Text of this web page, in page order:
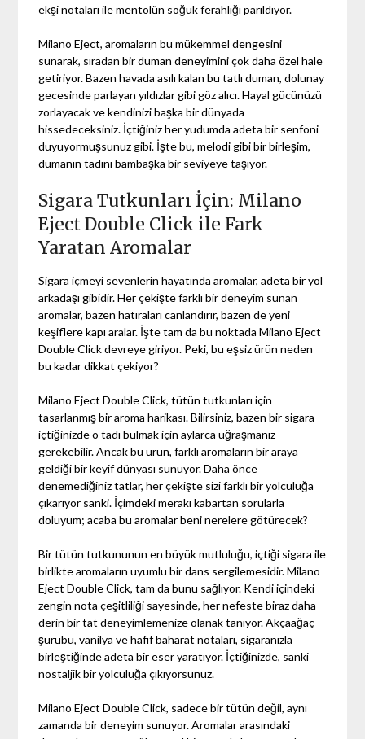
ekşi notaları ile mentolün soğuk ferahlığı parıldıyor.
Milano Eject, aromaların bu mükemmel dengesini
sunarak, sıradan bir duman deneyimini çok daha özel hale
getiriyor. Bazen havada asılı kalan bu tatlı duman, dolunay
gecesinde parlayan yıldızlar gibi göz alıcı. Hayal gücünüzü
zorlayacak ve kendinizi başka bir dünyada
hissedeceksiniz. İçtiğiniz her yudumda adeta bir senfoni
duyuyormuşsunuz gibi. İşte bu, melodi gibi bir birleşim,
dumanın tadını bambaşka bir seviyeye taşıyor.
Sigara Tutkunları İçin: Milano
Eject Double Click ile Fark
Yaratan Aromalar
Sigara içmeyi sevenlerin hayatında aromalar, adeta bir yol
arkadaşı gibidir. Her çekişte farklı bir deneyim sunan
aromalar, bazen hatıraları canlandırır, bazen de yeni
keşiflere kapı aralar. İşte tam da bu noktada Milano Eject
Double Click devreye giriyor. Peki, bu eşsiz ürün neden
bu kadar dikkat çekiyor?
Milano Eject Double Click, tütün tutkunları için
tasarlanmış bir aroma harikası. Bilirsiniz, bazen bir sigara
içtiğinizde o tadı bulmak için aylarca uğraşmanız
gerekebilir. Ancak bu ürün, farklı aromaların bir araya
geldiği bir keyif dünyası sunuyor. Daha önce
denemediğiniz tatlar, her çekişte sizi farklı bir yolculuğa
çıkarıyor sanki. İçimdeki merakı kabartan sorularla
doluyum; acaba bu aromalar beni nerelere götürecek?
Bir tütün tutkununun en büyük mutluluğu, içtiği sigara ile
birlikte aromaların uyumlu bir dans sergilemesidir. Milano
Eject Double Click, tam da bunu sağlıyor. Kendi içindeki
zengin nota çeşitliliği sayesinde, her nefeste biraz daha
derin bir tat deneyimlemenize olanak tanıyor. Akçaağaç
şurubu, vanilya ve hafif baharat notaları, sigaranızla
birleştiğinde adeta bir eser yaratıyor. İçtiğinizde, sanki
nostaljik bir yolculuğa çıkıyorsunuz.
Milano Eject Double Click, sadece bir tütün değil, aynı
zamanda bir deneyim sunuyor. Aromalar arasındaki